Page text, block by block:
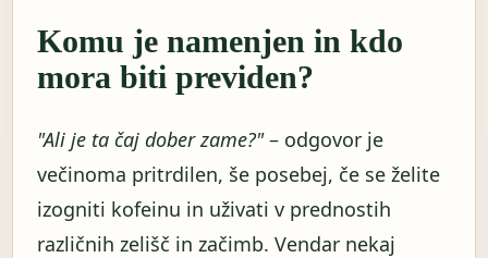
Komu je namenjen in kdo
mora biti previden?
"Ali je ta čaj dober zame?"– odgovor je
večinoma pritrdilen, še posebej, če se želite
izogniti kofeinu in uživati ​​v prednostih
različnih zelišč in začimb. Vendar nekaj